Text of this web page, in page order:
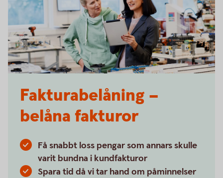
Fakturabelåning –
belåna fakturor
Få snabbt loss pengar som annars skulle
varit bundna i kundfakturor
Spara tid då vi tar hand om påminnelser